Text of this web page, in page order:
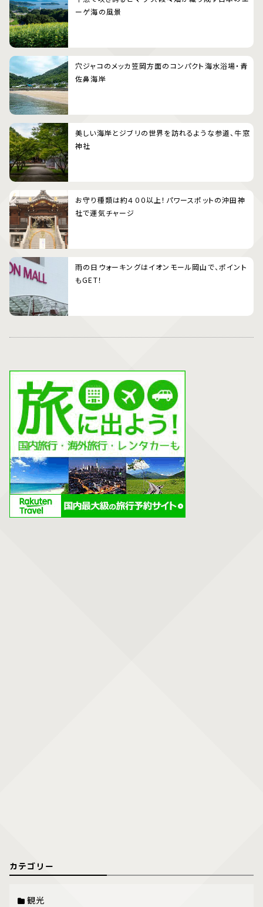
カテゴリー
観光
ーゲ海の風景
穴ジャコのメッカ笠岡方面のコンパクト海水浴場・青
佐鼻海岸
美しい海岸とジブリの世界を訪れるような参道、牛窓
神社
お守り種類は約４００以上！パワースポットの沖田神
社で運気チャージ
雨の日ウォーキングはイオンモール岡山で、ポイント
もGET！